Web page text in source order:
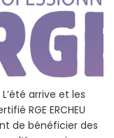
arrive et les
RGE ERCHEU
de bénéficier des